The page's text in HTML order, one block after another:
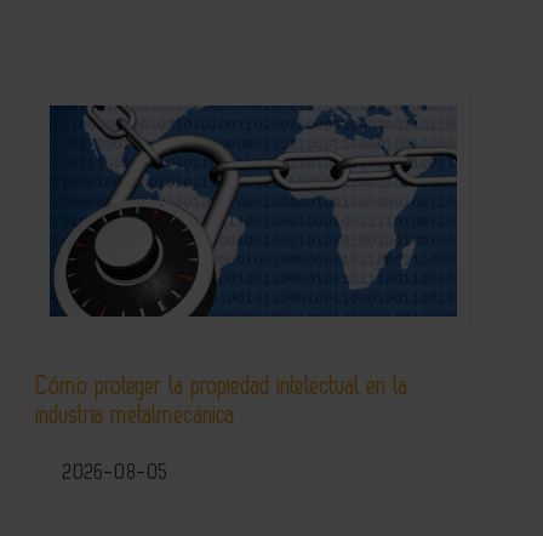
Cómo proteger la propiedad intelectual en la
industria metalmecánica
2026-08-05